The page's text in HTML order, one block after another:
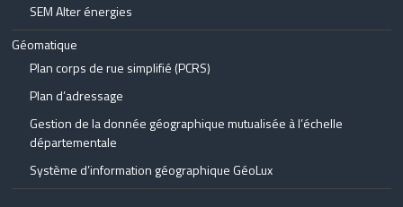
SEM Alter énergies
Géomatique
Plan corps de rue simplifié (PCRS)
Plan d’adressage
Gestion de la donnée géographique mutualisée à l’échelle
départementale
Système d’information géographique GéoLux